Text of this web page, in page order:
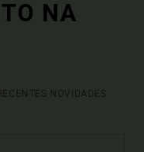
NA
NOVIDADES